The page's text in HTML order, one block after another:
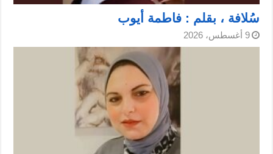
سُلافة ، بقلم : فاطمة أيوب
9 أغسطس، 2026